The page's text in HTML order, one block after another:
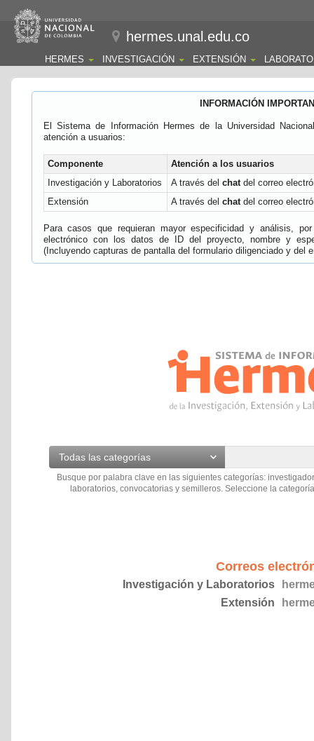
hermes.unal.edu.co
HERMES INVESTIGACIÓN EXTENSIÓN
INFORMACIÓN
El Sistema de Información Hermes de la Universidad
atención a usuarios:
Componente
Atención a los usuarios
Investigación y Laboratorios
A través del chatdel correo
Extensión
A través del chatdel correo
Para casos que requieran mayor especificidad y análisis,
electrónico con los datos de ID del proyecto, nombre y
(Incluyendo capturas de pantalla del formulario diligenciado y del
Todas las categorías
Busque por palabra clave en las siguientes categorías:
laboratorios, convocatorias y semilleros. Seleccione la
Correos
Investigación y Laboratorios
Extensión